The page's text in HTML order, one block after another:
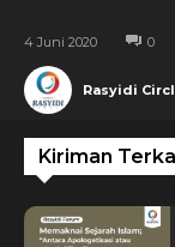
4 Juni 2020 0
Rasyidi
Kiriman